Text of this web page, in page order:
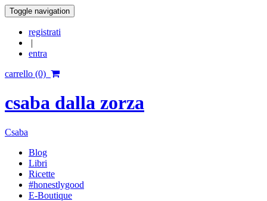
Toggle navigation
registrati
|
entra
carrello (0)
csaba dalla zorza
Csaba
Blog
Libri
Ricette
#honestlygood
E-Boutique